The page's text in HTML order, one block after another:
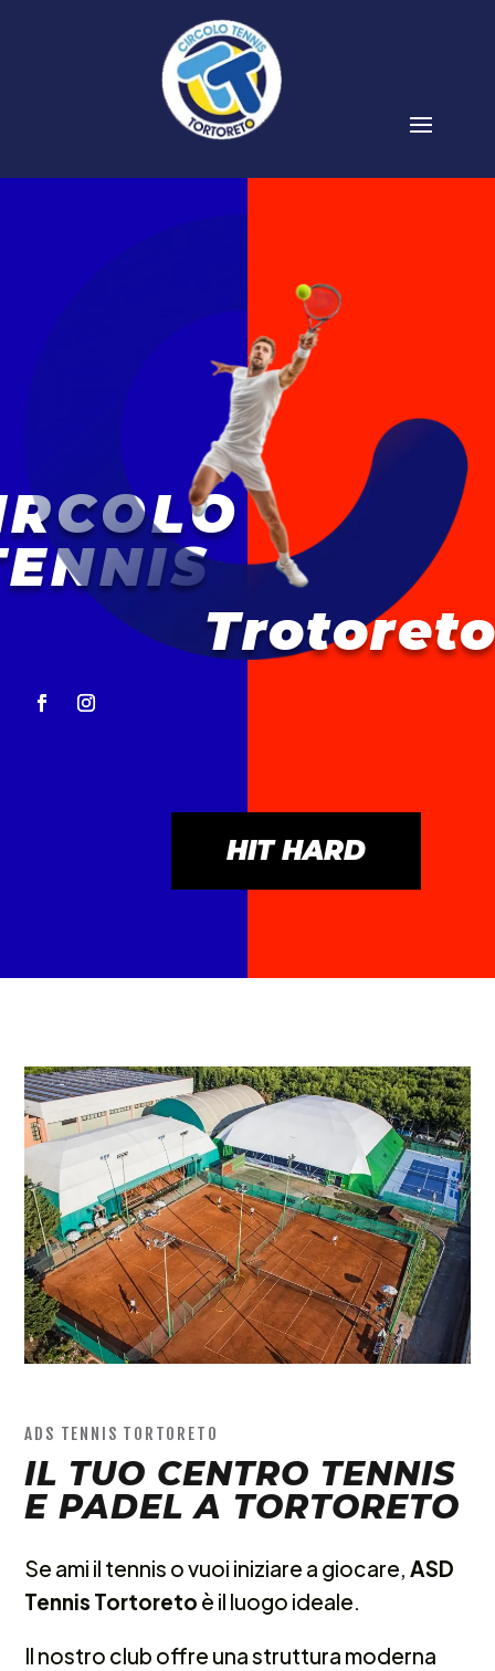
HIT HARD
ADS TENNIS TORTORETO
IL TUO CENTRO TENNIS
E PADEL A TORTORETO
Se ami il tennis o vuoi iniziare a giocare,ASD
Tennis Tortoreto è il luogo ideale.
Il nostro club offre una struttura moderna